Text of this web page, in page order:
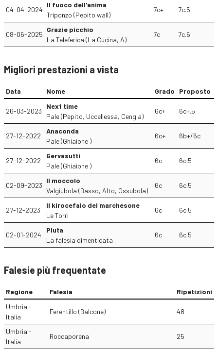
04-04-2024
Il fuoco dell'anima
Triponzo (Pepito wall)
7c+ 7c.5
08-06-2025
Grazie picchio
La Teleferica (La Cucina, A)
7c 7c.6
Migliori prestazioni a vista
Data Nome Grado Proposto
26-03-2023
Next time
Pale (Pepito, Uccellessa, Cengia)
6c+ 6c+.5
27-12-2022
Anaconda
Pale (Ghiaione )
6c+ 6b+/6c
27-12-2022
Gervasutti
Pale (Ghiaione )
6c 6c.5
02-09-2023
Il moccolo
Valgiubola (Basso, Alto, Ossubola)
6c 6c.5
27-12-2023
Il kirocefalo del marchesone
Le Torri
6c 6c.5
02-01-2024
Pluta
La falesia dimenticata
6c 6c.5
Falesie più frequentate
Regione Falesia
Ripetizioni
Umbria -
Italia
Ferentillo (Balcone) 48
Umbria -
Italia
Roccaporena 25